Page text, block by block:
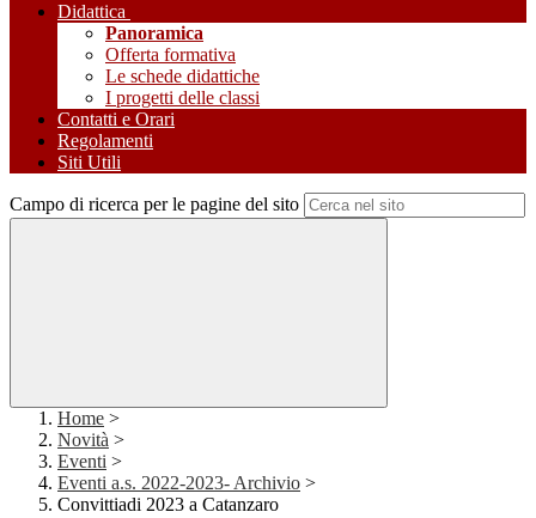
Didattica
Panoramica
Offerta formativa
Le schede didattiche
I progetti delle classi
Contatti e Orari
Regolamenti
Siti Utili
Campo di ricerca per le pagine del sito
Home >
Novità >
Eventi >
Eventi a.s. 2022-2023- Archivio >
Convittiadi 2023 a Catanzaro